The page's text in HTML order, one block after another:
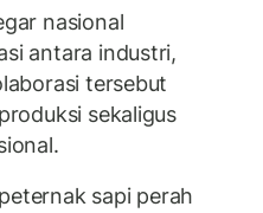
nasional
antara industri,
tersebut
sekaligus
sapi perah